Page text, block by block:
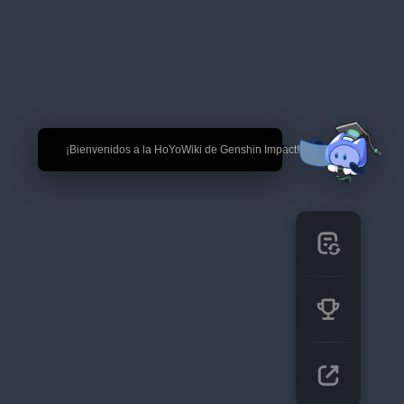
🎉 ¡Bienvenidos a la HoYoWiki de Genshin Impact!